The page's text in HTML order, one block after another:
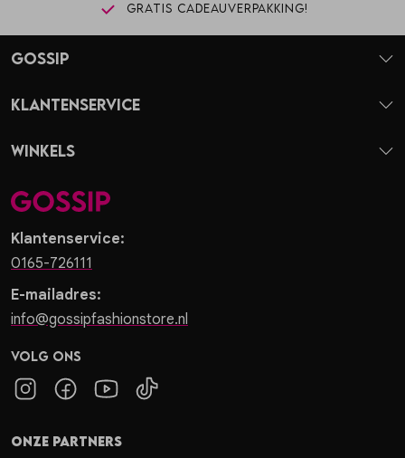
Gratis cadeauverpakking!
Klantenservice:
0165-726111
E-mailadres:
info@gossipfashionstore.nl
Volg ons
Gossip
Klantenservice
Winkels
Onze partners